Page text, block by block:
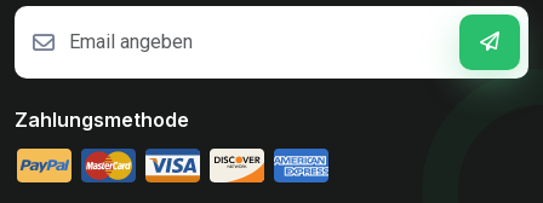
Zahlungsmethode